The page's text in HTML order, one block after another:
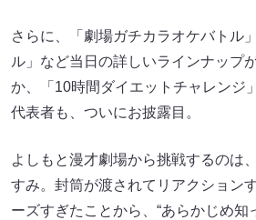
さらに、「劇場ガチカラオケバトル
ル」など当日の詳しいラインナップ
か、「10時間ダイエットチャレンジ
代表者も、ついにお披露目。
よしもと漫才劇場から挑戦するのは
すみ。封筒が渡されてリアクション
ーズすぎたことから、“あらかじめ知